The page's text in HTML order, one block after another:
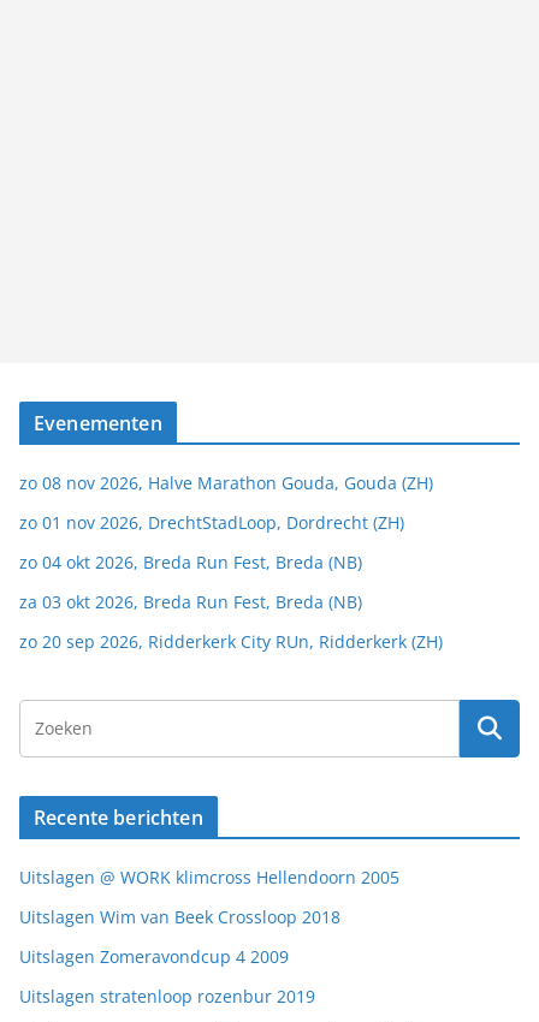
Evenementen
zo 08 nov 2026, Halve Marathon Gouda, Gouda (ZH)
zo 01 nov 2026, DrechtStadLoop, Dordrecht (ZH)
zo 04 okt 2026, Breda Run Fest, Breda (NB)
za 03 okt 2026, Breda Run Fest, Breda (NB)
zo 20 sep 2026, Ridderkerk City RUn, Ridderkerk (ZH)
Recente berichten
Uitslagen @ WORK klimcross Hellendoorn 2005
Uitslagen Wim van Beek Crossloop 2018
Uitslagen Zomeravondcup 4 2009
Uitslagen stratenloop rozenbur 2019